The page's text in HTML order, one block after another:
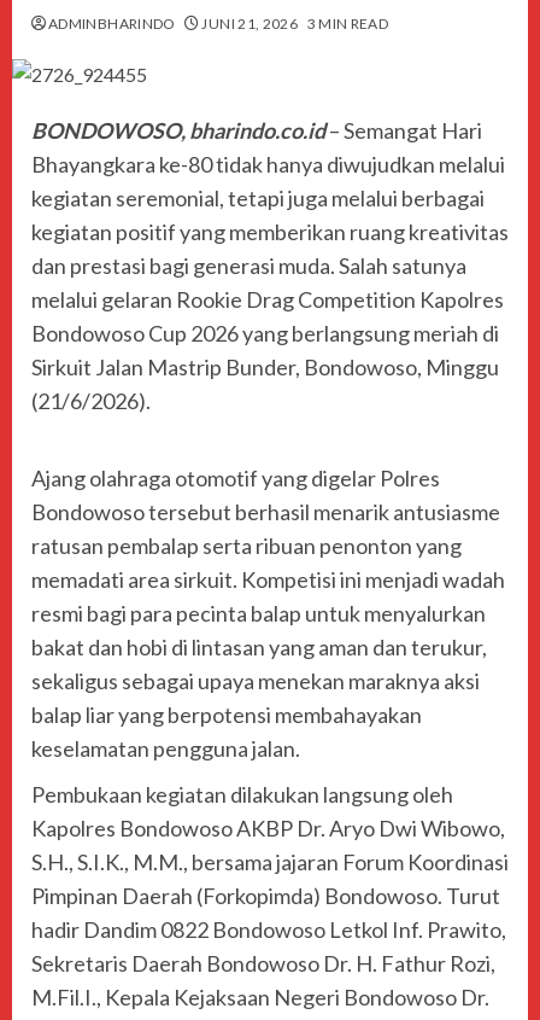
ADMINBHARINDO JUNI 21, 2026 3 MIN READ
BONDOWOSO, bharindo.co.id– Semangat Hari
Bhayangkara ke-80 tidak hanya diwujudkan melalui
kegiatan seremonial, tetapi juga melalui berbagai
kegiatan positif yang memberikan ruang kreativitas
dan prestasi bagi generasi muda. Salah satunya
melalui gelaran Rookie Drag Competition Kapolres
Bondowoso Cup 2026 yang berlangsung meriah di
Sirkuit Jalan Mastrip Bunder, Bondowoso, Minggu
(21/6/2026).
Ajang olahraga otomotif yang digelar Polres
Bondowoso tersebut berhasil menarik antusiasme
ratusan pembalap serta ribuan penonton yang
memadati area sirkuit. Kompetisi ini menjadi wadah
resmi bagi para pecinta balap untuk menyalurkan
bakat dan hobi di lintasan yang aman dan terukur,
sekaligus sebagai upaya menekan maraknya aksi
balap liar yang berpotensi membahayakan
keselamatan pengguna jalan.
Pembukaan kegiatan dilakukan langsung oleh
Kapolres Bondowoso AKBP Dr. Aryo Dwi Wibowo,
S.H., S.I.K., M.M., bersama jajaran Forum Koordinasi
Pimpinan Daerah (Forkopimda) Bondowoso. Turut
hadir Dandim 0822 Bondowoso Letkol Inf. Prawito,
Sekretaris Daerah Bondowoso Dr. H. Fathur Rozi,
M.Fil.I., Kepala Kejaksaan Negeri Bondowoso Dr.